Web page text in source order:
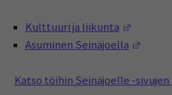
Kulttuuri ja liikunta
Asuminen Seinäjoella
Katso töihin Seinäjoelle -